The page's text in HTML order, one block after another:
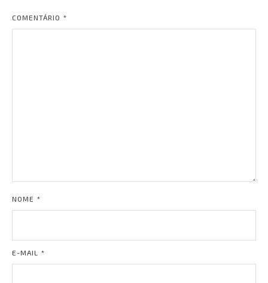
COMENTÁRIO *
NOME *
E-MAIL *